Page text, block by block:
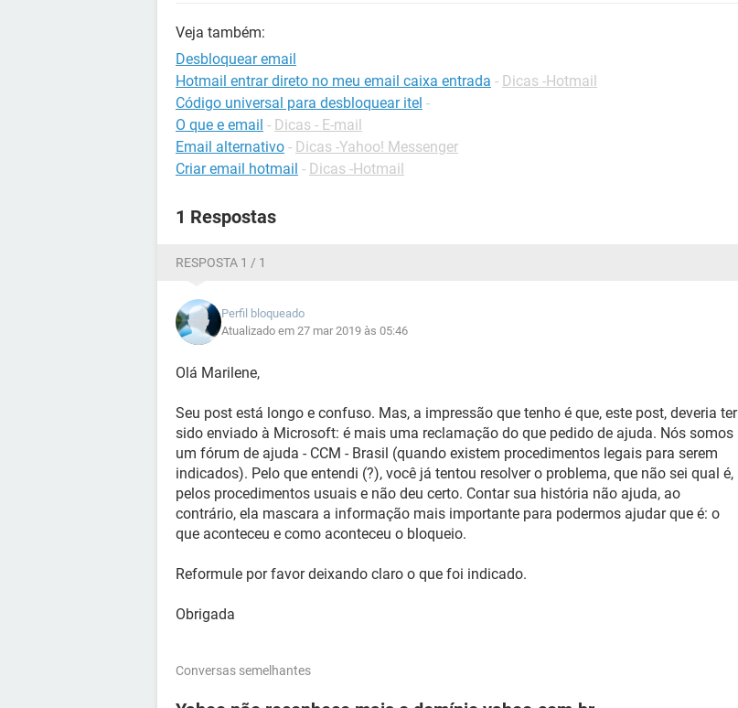
Veja também:
Desbloquear email
Hotmail entrar direto no meu email caixa entrada - Dicas -Hotmail
Código universal para desbloquear itel -
O que e email - Dicas - E-mail
Email alternativo - Dicas -Yahoo! Messenger
Criar email hotmail - Dicas -Hotmail
1 Respostas
RESPOSTA 1 / 1
Perfil bloqueado
Atualizado em 27 mar 2019 às 05:46
Olá Marilene,
Seu post está longo e confuso. Mas, a impressão que tenho é que, este post, deveria ter
sido enviado à Microsoft: é mais uma reclamação do que pedido de ajuda. Nós somos
um fórum de ajuda - CCM - Brasil (quando existem procedimentos legais para serem
indicados). Pelo que entendi (?), você já tentou resolver o problema, que não sei qual é,
pelos procedimentos usuais e não deu certo. Contar sua história não ajuda, ao
contrário, ela mascara a informação mais importante para podermos ajudar que é: o
que aconteceu e como aconteceu o bloqueio.
Reformule por favor deixando claro o que foi indicado.
Obrigada
Conversas semelhantes